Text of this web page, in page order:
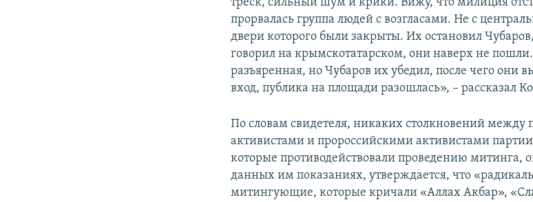
прорвалась группа людей с возгласами. Не с
двери которого были закрыты. Их остановил
говорил на крымскотатарском, они наверх не
разъяренная, но Чубаров их убедил, после чего они
вход, публика на площади разошлась», – рассказал
По словам свидетеля, никаких столкновений между
активистами и пророссийскими активистами партии
которые противодействовали проведению митинга,
данных им показаниях, утверждается, что
митингующие, которые кричали «Аллах Акбар»,